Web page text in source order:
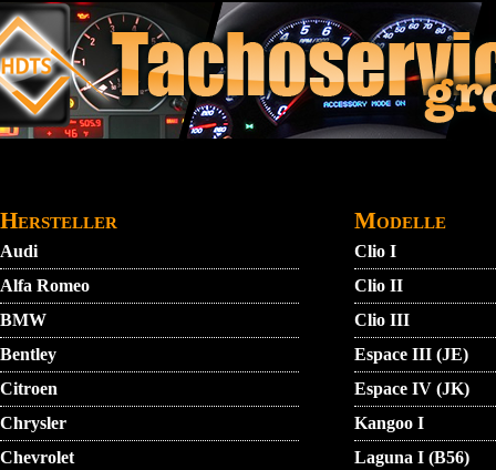
Direkt zum Inhalt
Hersteller
Audi
Alfa Romeo
BMW
Bentley
Citroen
Chrysler
Chevrolet
Modelle
Clio I
Clio II
Clio III
Espace III (JE)
Espace IV (JK)
Kangoo I
Laguna I (B56)